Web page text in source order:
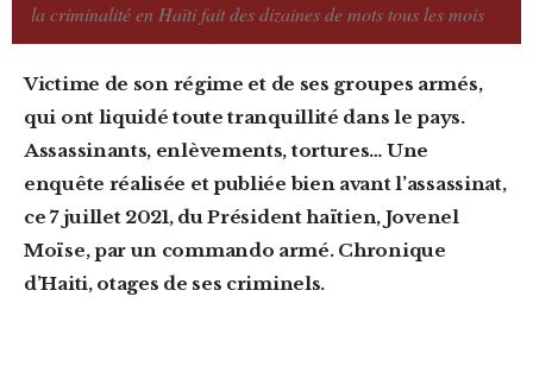
la criminalité en Haïti fait des dizaines de mots tous les mois
Victime de son régime et de ses groupes armés,
qui ont liquidé toute tranquillité dans le pays.
Assassinants, enlèvements, tortures… Une
enquête réalisée et publiée bien avant l’assassinat,
ce 7 juillet 2021, du Président haïtien, Jovenel
Moïse, par un commando armé. Chronique
d’Haiti, otages de ses criminels.